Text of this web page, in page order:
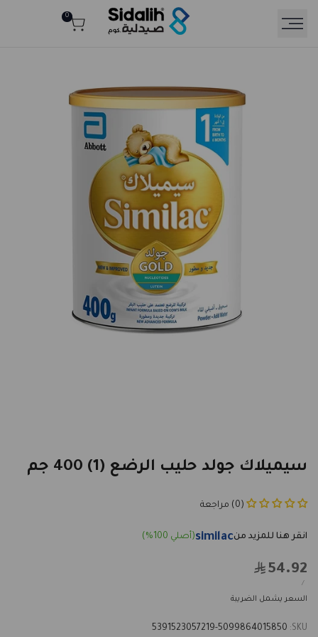
Read
0
سيميلاك جولد حليب الرضع (1) 400 جم
(0) مراجعة
similac
Sale
price
54.92
UNIT
/
PER
السعر يشمل الضريبة
SKU:
5391523057219-5099864015850